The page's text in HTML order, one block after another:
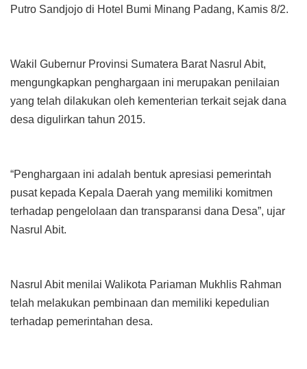
Putro Sandjojo di Hotel Bumi Minang Padang, Kamis 8/2.
Wakil Gubernur Provinsi Sumatera Barat Nasrul Abit,
mengungkapkan penghargaan ini merupakan penilaian
yang telah dilakukan oleh kementerian terkait sejak dana
desa digulirkan tahun 2015.
“Penghargaan ini adalah bentuk apresiasi pemerintah
pusat kepada Kepala Daerah yang memiliki komitmen
terhadap pengelolaan dan transparansi dana Desa”, ujar
Nasrul Abit.
Nasrul Abit menilai Walikota Pariaman Mukhlis Rahman
telah melakukan pembinaan dan memiliki kepedulian
terhadap pemerintahan desa.